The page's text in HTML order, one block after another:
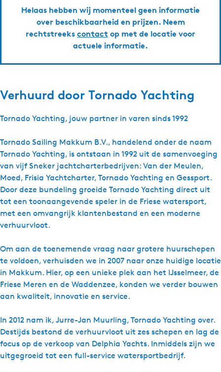
Helaas hebben wij momenteel geen informatie
over beschikbaarheid en prijzen. Neem
rechtstreeks contact op met de locatie voor
actuele informatie.
Verhuurd door Tornado Yachting
Tornado Yachting, jouw partner in varen sinds 1992
Tornado Sailing Makkum B.V., handelend onder de naam
Tornado Yachting, is ontstaan in 1992 uit de samenvoeging
van vijf Sneker jachtcharterbedrijven: Van der Meulen,
Moed, Frisia Yachtcharter, Tornado Yachting en Gessport.
Door deze bundeling groeide Tornado Yachting direct uit
tot een toonaangevende speler in de Friese watersport,
met een omvangrijk klantenbestand en een moderne
verhuurvloot.
Om aan de toenemende vraag naar grotere huurschepen
te voldoen, verhuisden we in 2007 naar onze huidige locatie
in Makkum. Hier, op een unieke plek aan het IJsselmeer, de
Friese Meren en de Waddenzee, konden we verder bouwen
aan kwaliteit, innovatie en service.
In 2012 nam ik, Jurre-Jan Muurling, Tornado Yachting over.
Destijds bestond de verhuurvloot uit zes schepen en lag de
focus op de verkoop van Delphia Yachts. Inmiddels zijn we
uitgegroeid tot een full-service watersportbedrijf.